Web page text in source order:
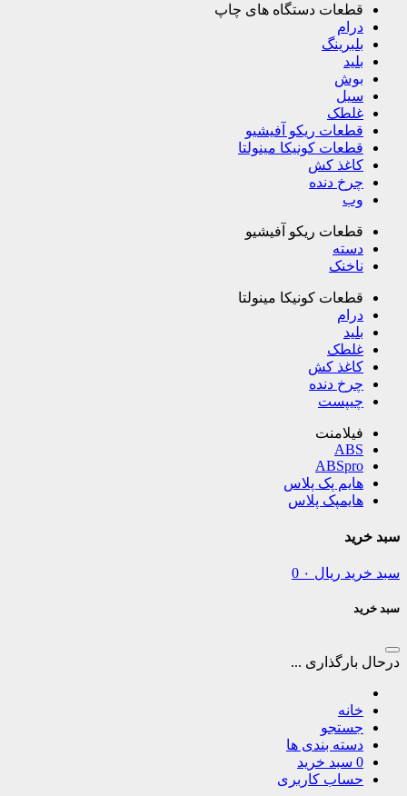
قطعات دستگاه های چاپ
درام
بلبرینگ
بلید
بوش
سیل
غلطک
قطعات ریکو آفیشیو
قطعات کونیکا مینولتا
کاغذ کش
چرخ دنده
وب
قطعات ریکو آفیشیو
دسته
ناخنک
قطعات کونیکا مینولتا
درام
بلید
غلطک
کاغذ کش
چرخ دنده
چیپست
فیلامنت
ABS
ABSpro
هایم پک پلاس
هایمپک پلاس
سبد خرید
سبد خرید ریال 0
سبد خرید
درحال بارگذاری ...
خانه
جستجو
دسته بندی ها
0 سبد خرید
حساب کاربری